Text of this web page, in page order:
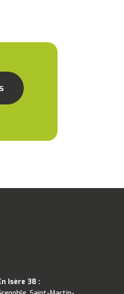
Isère 38 :